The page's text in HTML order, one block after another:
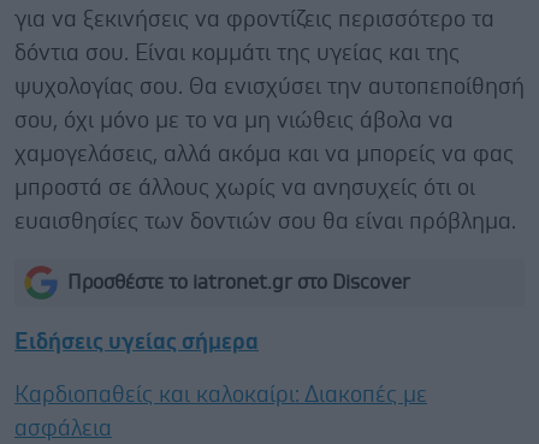
για να ξεκινήσεις να φροντίζεις περισσότερο τα
δόντια σου. Είναι κομμάτι της υγείας και της
ψυχολογίας σου. Θα ενισχύσει την αυτοπεποίθησή
σου, όχι μόνο με το να μη νιώθεις άβολα να
χαμογελάσεις, αλλά ακόμα και να μπορείς να φας
μπροστά σε άλλους χωρίς να ανησυχείς ότι οι
ευαισθησίες των δοντιών σου θα είναι πρόβλημα.
Προσθέστε το iatronet.gr στο Discover
Ειδήσεις υγείας σήμερα
Καρδιοπαθείς και καλοκαίρι: Διακοπές με
ασφάλεια